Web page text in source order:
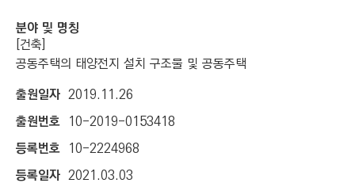
[건축]
공동주택의 태양전지 설치 구조물 및 공동주택
2019.11.26
10-2019-0153418
10-2224968
2021.03.03